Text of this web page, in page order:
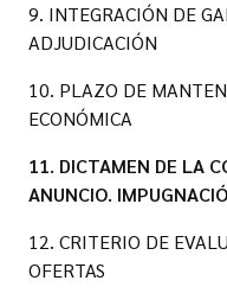
9. INTEGRACIÓN DE
ADJUDICACIÓN
10. PLAZO DE
ECONÓMICA
11. DICTAMEN DE LA
ANUNCIO.
12. CRITERIO DE
OFERTAS